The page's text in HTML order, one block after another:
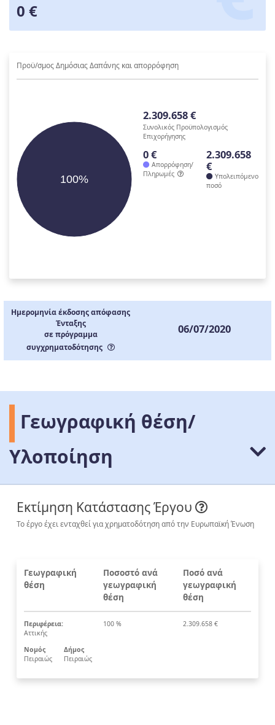
0 €
Προϋ/σμος Δημόσιας Δαπάνης και απορρόφηση
100%
2.309.658 €
Συνολικός Προϋπολογισμός
Επιχορήγησης
0 €
Απορρόφηση/
Πληρωμές
2.309.658
€
Υπολειπόμενο
ποσό
Ημερομηνία έκδοσης απόφασης
Ένταξης
σε πρόγραμμα
συγχρηματοδότησης
06/07/2020
Γεωγραφική θέση/
Υλοποίηση
Εκτίμηση Κατάστασης Έργου
Το έργο έχει ενταχθεί για χρηματοδότηση από την Ευρωπαϊκή Ένωση
Γεωγραφική
θέση
Ποσοστό ανά
γεωγραφική
θέση
Ποσό ανά
γεωγραφική
θέση
Περιφέρεια:
Αττικής
Νομός
Πειραιώς
Δήμος
Πειραιώς
100 % 2.309.658 €